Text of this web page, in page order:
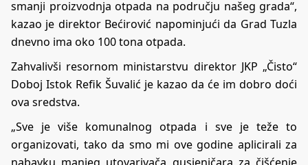
smanji proizvodnja otpada na području našeg grada“,
kazao je direktor Bećirović napominjući da Grad Tuzla
dnevno ima oko 100 tona otpada.
Zahvalivši resornom ministarstvu direktor JKP „Čisto“
Doboj Istok Refik Šuvalić je kazao da će im dobro doći
ova sredstva.
„Sve je više komunalnog otpada i sve je teže to
organizovati, tako da smo mi ove godine aplicirali za